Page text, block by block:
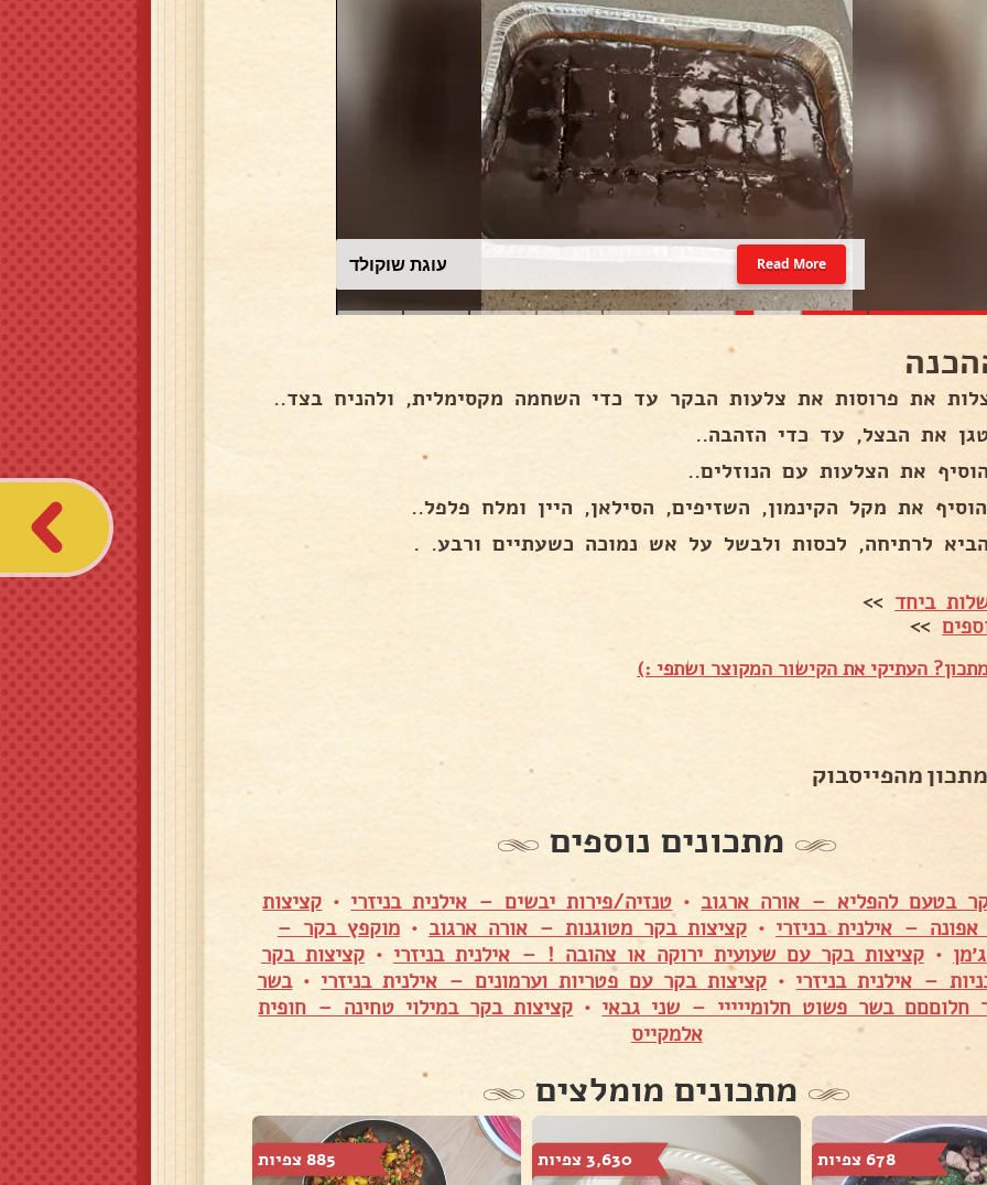
עוגת שוקולד Read More
ביחד >>
>>
העתיקי את הקישור המקוצר ושתפי :)
מהפייסבוק
מתכונים נוספים
בטעם להפליא – אורה ארגוב • טנזיה/פירות יבשים – אילנית בניזרי • קציצות
– אילנית בניזרי •קציצות בקר מטוגנות – אורה ארגוב •מוקפץ בקר –
•קציצות בקר עם שעועית ירוקה או צהובה ! – אילנית בניזרי •קציצות בקר
– אילנית בניזרי • קציצות בקר עם פטריות וערמונים – אילנית בניזרי •בשר
חלוםםם בשר פשוט חלומייייי – שני גבאי • קציצות בקר במילוי טחינה – חופית
אלמקייס
מתכונים מומלצים
678 צפיות 3,630 צפיות 885 צפיות